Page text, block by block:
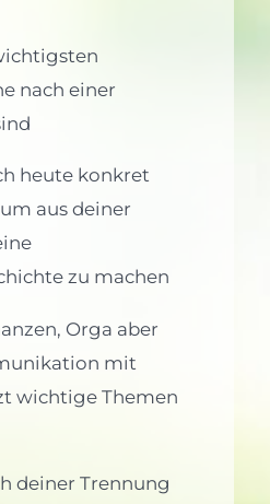
nach einer
heute konkret
aus deiner
zu machen
Orga aber
mit
wichtige Themen
deiner Trennung